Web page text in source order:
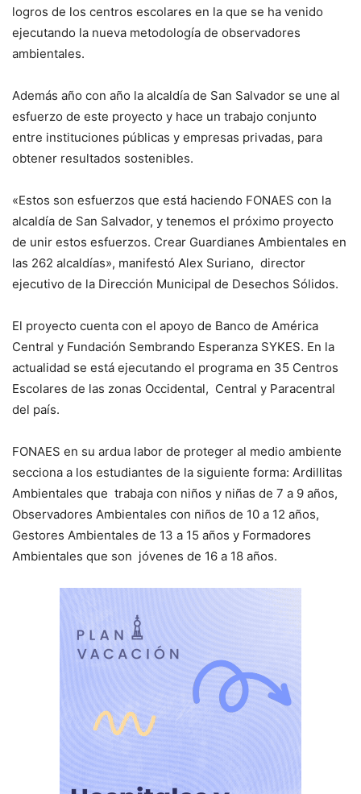
logros de los centros escolares en la que se ha venido
ejecutando la nueva metodología de observadores
ambientales.
Además año con año la alcaldía de San Salvador se une al
esfuerzo de este proyecto y hace un trabajo conjunto
entre instituciones públicas y empresas privadas, para
obtener resultados sostenibles.
«Estos son esfuerzos que está haciendo FONAES con la
alcaldía de San Salvador, y tenemos el próximo proyecto
de unir estos esfuerzos. Crear Guardianes Ambientales en
las 262 alcaldías», manifestó Alex Suriano, director
ejecutivo de la Dirección Municipal de Desechos Sólidos.
El proyecto cuenta con el apoyo de Banco de América
Central y Fundación Sembrando Esperanza SYKES. En la
actualidad se está ejecutando el programa en 35 Centros
Escolares de las zonas Occidental, Central y Paracentral
del país.
FONAES en su ardua labor de proteger al medio ambiente
secciona a los estudiantes de la siguiente forma: Ardillitas
Ambientales que trabaja con niños y niñas de 7 a 9 años,
Observadores Ambientales con niños de 10 a 12 años,
Gestores Ambientales de 13 a 15 años y Formadores
Ambientales que son jóvenes de 16 a 18 años.